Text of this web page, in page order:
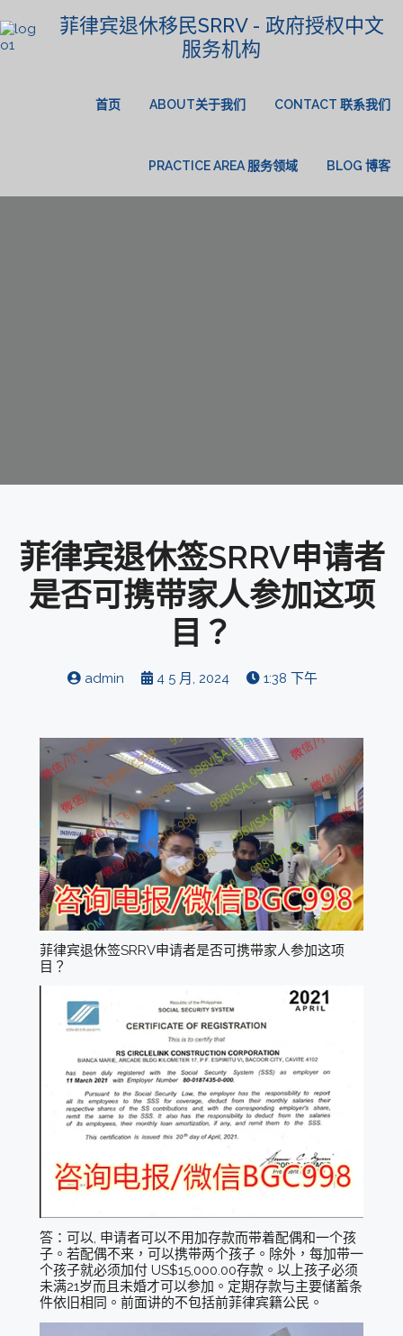
菲律宾退休移民SRRV - 政府授权中文
服务机构
首页 ABOUT关于我们 CONTACT 联系我们
PRACTICE AREA 服务领域 BLOG 博客
菲律宾退休签SRRV申请者
是否可携带家人参加这项
目？
admin 4 5 月, 2024 1:38 下午
菲律宾退休签SRRV申请者是否可携带家人参加这项
目？
答：可以, 申请者可以不用加存款而带着配偶和一个孩
子。若配偶不来，可以携带两个孩子。除外，每加带一
个孩子就必须加付 US$15,000.00存款。以上孩子必须
未满21岁而且未婚才可以参加。定期存款与主要储蓄条
件依旧相同。前面讲的不包括前菲律宾籍公民。